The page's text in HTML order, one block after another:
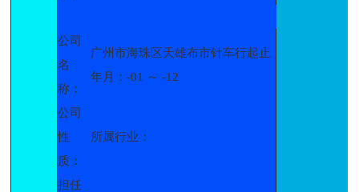
公司
名
称：
广州市海珠区天雄布市针车行起止
年月：-01 ～ -12
公司
性
质：
所属行业：
担任